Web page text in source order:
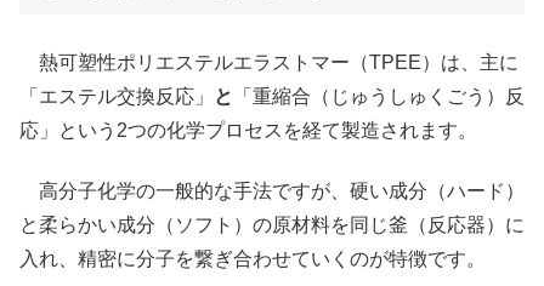
熱可塑性ポリエステルエラストマー（TPEE）は、主に
「エステル交換反応」
と
「重縮合（じゅうしゅくごう）反
応」という2つの化学プロセスを経て製造されます。
高分子化学の一般的な手法ですが、硬い成分（ハード）
と柔らかい成分（ソフト）の原材料を同じ釜（反応器）に
入れ、精密に分子を繋ぎ合わせていくのが特徴です。